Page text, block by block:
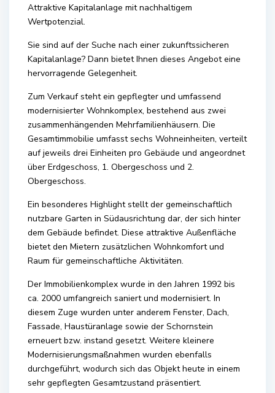
Attraktive Kapitalanlage mit nachhaltigem
Wertpotenzial.
Sie sind auf der Suche nach einer zukunftssicheren
Kapitalanlage? Dann bietet Ihnen dieses Angebot eine
hervorragende Gelegenheit.
Zum Verkauf steht ein gepflegter und umfassend
modernisierter Wohnkomplex, bestehend aus zwei
zusammenhängenden Mehrfamilienhäusern. Die
Gesamtimmobilie umfasst sechs Wohneinheiten, verteilt
auf jeweils drei Einheiten pro Gebäude und angeordnet
über Erdgeschoss, 1. Obergeschoss und 2.
Obergeschoss.
Ein besonderes Highlight stellt der gemeinschaftlich
nutzbare Garten in Südausrichtung dar, der sich hinter
dem Gebäude befindet. Diese attraktive Außenfläche
bietet den Mietern zusätzlichen Wohnkomfort und
Raum für gemeinschaftliche Aktivitäten.
Der Immobilienkomplex wurde in den Jahren 1992 bis
ca. 2000 umfangreich saniert und modernisiert. In
diesem Zuge wurden unter anderem Fenster, Dach,
Fassade, Haustüranlage sowie der Schornstein
erneuert bzw. instand gesetzt. Weitere kleinere
Modernisierungsmaßnahmen wurden ebenfalls
durchgeführt, wodurch sich das Objekt heute in einem
sehr gepflegten Gesamtzustand präsentiert.